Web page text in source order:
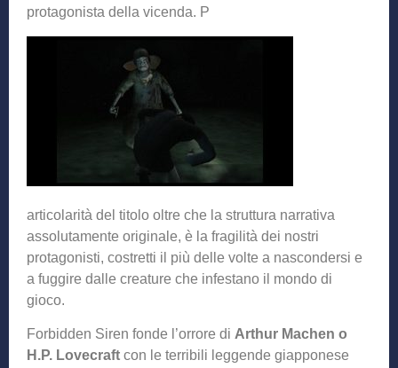
protagonista della vicenda. P
articolarità del titolo oltre che la struttura narrativa
assolutamente originale, è la fragilità dei nostri
protagonisti, costretti il più delle volte a nascondersi e
a fuggire dalle creature che infestano il mondo di
gioco.
Forbidden Siren fonde l’orrore di Arthur Machen o
H.P. Lovecraft con le terribili leggende giapponese